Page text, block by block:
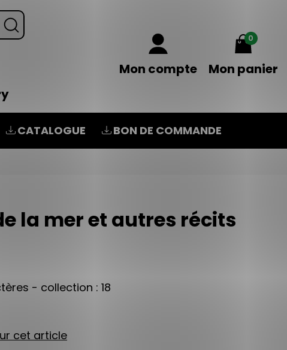
Mon compte
0
Mon panier
CATALOGUE BON DE COMMANDE
la mer et autres récits
- collection : 18
cet article